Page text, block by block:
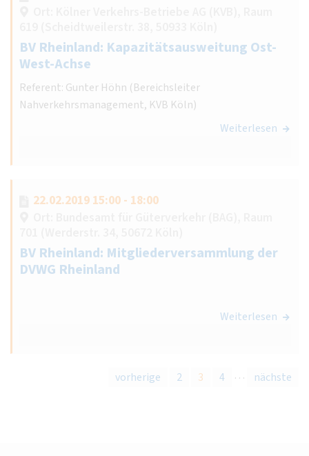
BV Rheinland: Kapazitätsausweitung Ost-
West-Achse
Referent: Gunter Höhn (Bereichsleiter
Nahverkehrsmanagement, KVB Köln)
Weiterlesen
22.02.2019 15:00 - 18:00
BV Rheinland: Mitgliederversammlung der
DVWG Rheinland
Weiterlesen
vorherige 2 3 4 … nächste